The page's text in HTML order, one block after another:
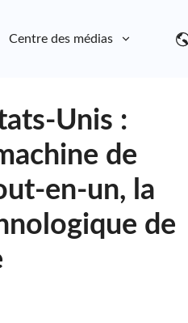
Centre des médias
Unis :
de
en-un, la
de